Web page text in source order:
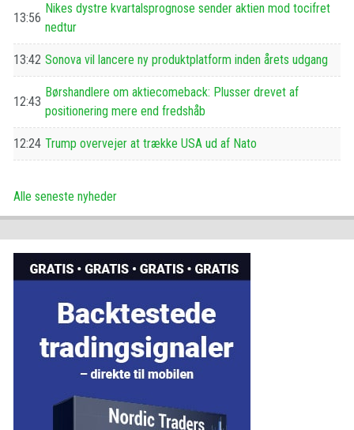
13:56
Nikes dystre kvartalsprognose sender aktien mod tocifret
nedtur
13:42 Sonova vil lancere ny produktplatform inden årets udgang
12:43
Børshandlere om aktiecomeback: Plusser drevet af
positionering mere end fredshåb
12:24 Trump overvejer at trække USA ud af Nato
Alle seneste nyheder